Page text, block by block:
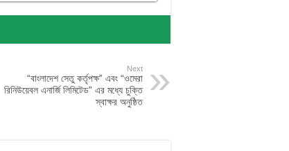
Next
“বাংলাদেশ সেতু কর্তৃপক্ষ” এবং “ওমেরা
রিনিউয়েবল এনার্জি লিমিটেড” এর মধ্যে চুক্তি
স্বাক্ষর অনুষ্ঠিত